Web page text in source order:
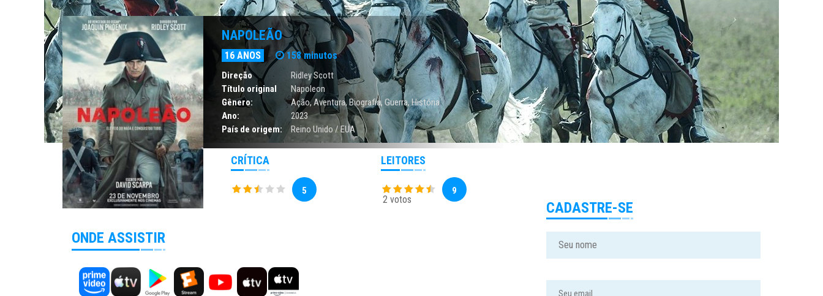
NAPOLEÃO
16 ANOS 158 minutos
Direção
Ridley Scott
Título original
Napoleon
Gênero:
Ação,Aventura,Biografia,Guerra,História
Ano:
2023
País de origem:
Reino Unido / EUA
CRÍTICA
5
LEITORES
2 votos
9
ONDE ASSISTIR
CADASTRE-SE